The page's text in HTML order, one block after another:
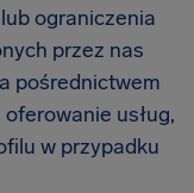
ograniczenia
przez nas
pośrednictwem
usług,
w przypadku